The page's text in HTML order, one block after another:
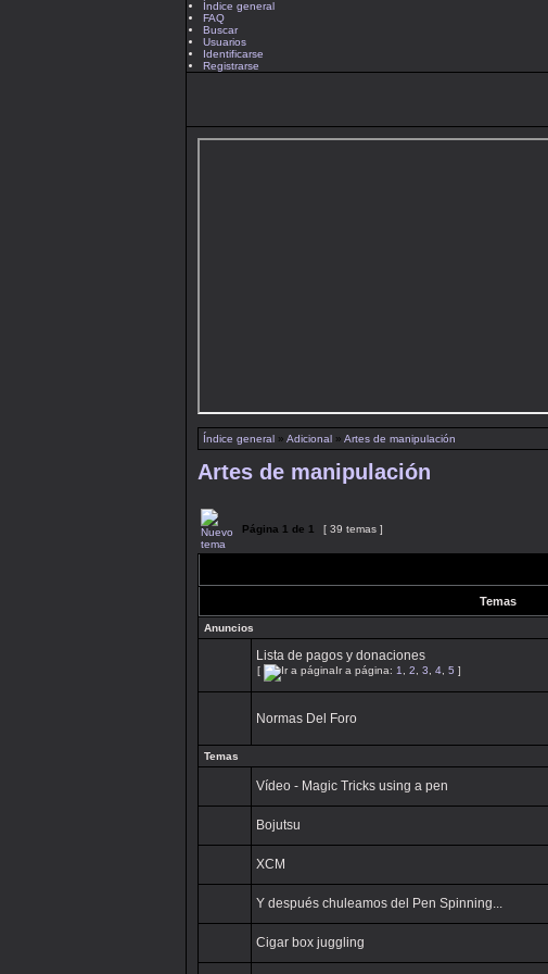
Índice general
FAQ
Buscar
Usuarios
Identificarse
Registrarse
Índice general » Adicional » Artes de manipulación
Artes de manipulación
Página 1 de 1 [ 39 temas ]
Temas
Anuncios
Lista de pagos y donaciones
[ Ir a página: 1 2 3 4 5 ]
Normas Del Foro
Temas
Vídeo - Magic Tricks using a pen
Bojutsu
XCM
Y después chuleamos del Pen Spinning...
Cigar box juggling